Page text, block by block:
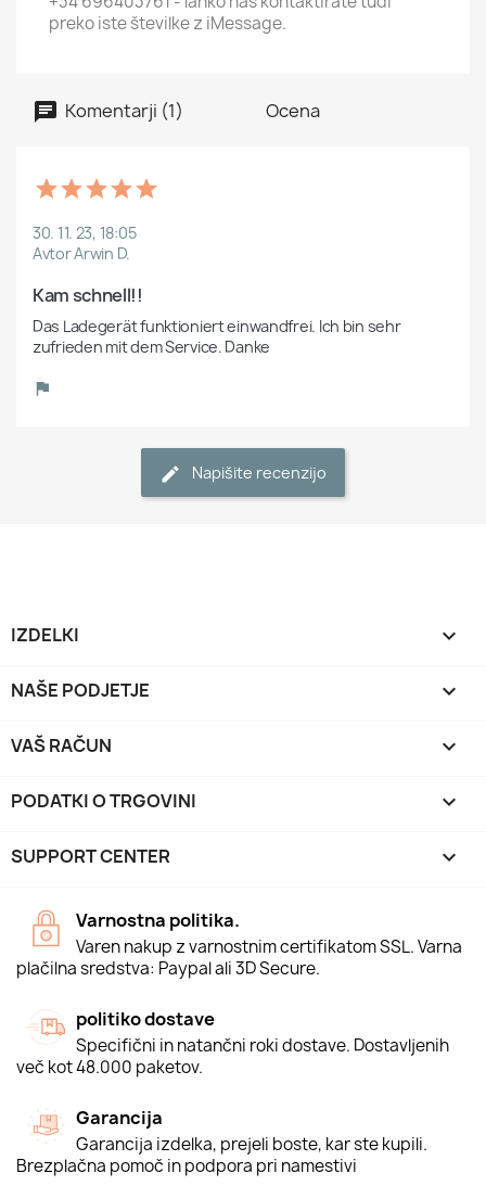
preko iste številke z iMessage.
Komentarji (1) Ocena
30. 11. 23, 18:05
Avtor Arwin D.
Kam schnell!!
Das Ladegerät funktioniert einwandfrei. Ich bin sehr
zufrieden mit dem Service. Danke
Napišite recenzijo
IZDELKI 
NAŠE PODJETJE 
VAŠ RAČUN 
PODATKI O TRGOVINI keyboard_arrow_down
SUPPORT CENTER 
Varnostna politika.
Varen nakup z varnostnim certifikatom SSL. Varna
plačilna sredstva: Paypal ali 3D Secure.
politiko dostave
Specifični in natančni roki dostave. Dostavljenih
več kot 48.000 paketov.
Garancija
Garancija izdelka, prejeli boste, kar ste kupili.
Brezplačna pomoč in podpora pri namestivi